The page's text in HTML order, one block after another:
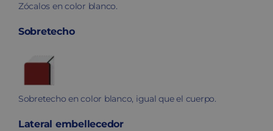
Zócalos en color blanco.
Sobretecho
Sobretecho en color blanco, igual que el cuerpo.
Lateral embellecedor